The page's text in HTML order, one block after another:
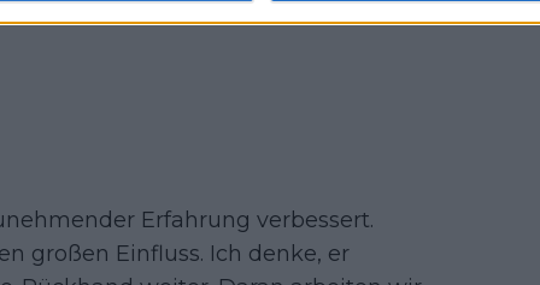
Erfahrung verbessert.
großen Einfluss. Ich denke, er